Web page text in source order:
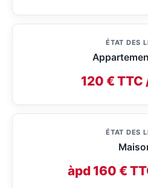
ÉTAT DES
120 €
ÉTAT DES
àpd 160 €